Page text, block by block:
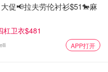
促📢拉夫劳伦衬衫$51🐎麻
杠卫衣$481
APP打开